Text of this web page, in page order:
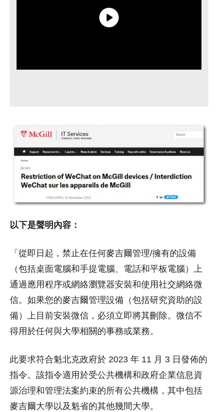
以下是聲明內容：
「從即日起，禁止在任何麥吉爾管理/擁有的設備
（包括桌面電腦和手提電腦、電話和平板電腦）上
通過應用程序或網絡瀏覽器安裝和使用社交網絡微
信。如果您的麥吉爾管理設備（包括研究資助的設
備）上目前安裝微信，必須立即將其刪除。微信不
得用於任何與大學相關的事務或業務。
此要求符合魁北克政府於 2023 年 11 月 3 日發佈的
指令。該指令適用於受公共機構和政府企業信息資
源治理和管理法案約束的所有公共機構，其中包括
麥吉爾大學以及魁省的其他幾間大學。